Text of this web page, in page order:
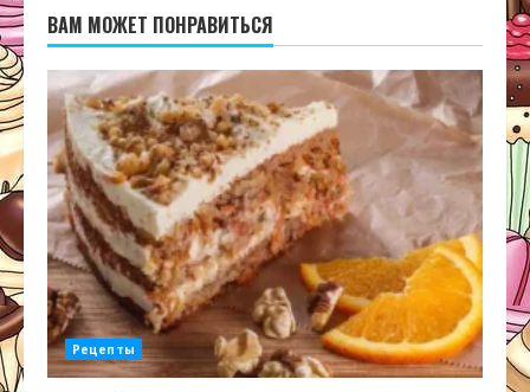
ВАМ МОЖЕТ ПОНРАВИТЬСЯ
Рецепты